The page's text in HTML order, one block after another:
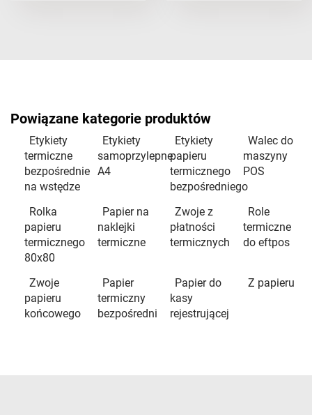
Powiązane kategorie produktów
Etykiety
termiczne
bezpośrednie
na wstędze
Etykiety
samoprzylepne
A4
Etykiety
papieru
termicznego
bezpośredniego
Walec do
maszyny
POS
Rolka
papieru
termicznego
80x80
Papier na
naklejki
termiczne
Zwoje z
płatności
termicznych
Role
termiczne
do eftpos
Zwoje
papieru
końcowego
Papier
termiczny
bezpośredni
Papier do
kasy
rejestrującej
Z papieru